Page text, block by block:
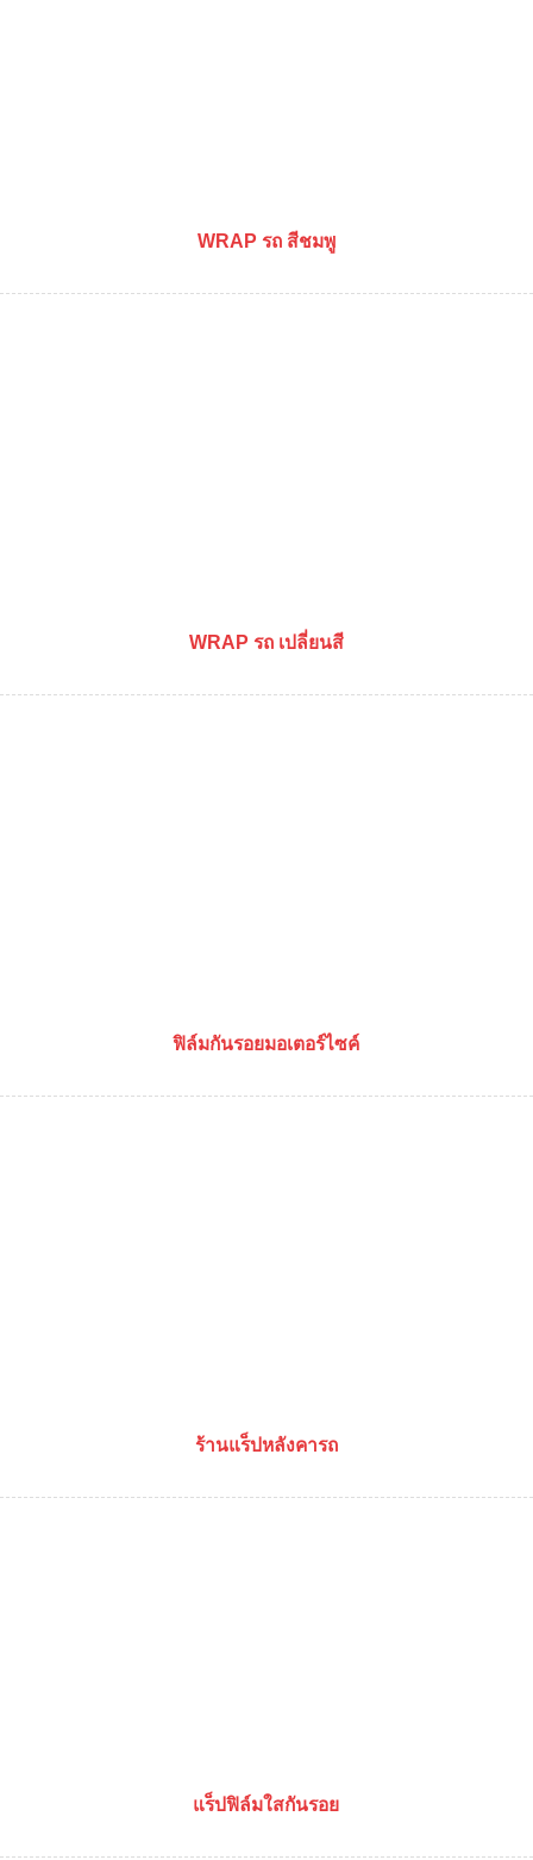
WRAP รถ สีชมพู
WRAP รถ เปลี่ยนสี
ฟิล์มกันรอยมอเตอร์ไซค์
ร้านแร็ปหลังคารถ
แร็ปฟิล์มใสกันรอย